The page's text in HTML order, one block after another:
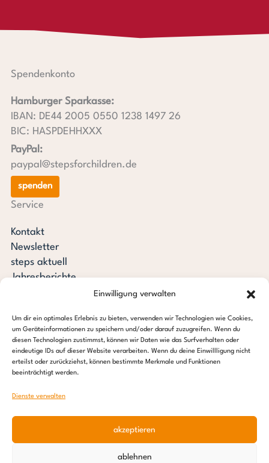
Einwilligung verwalten
Um dir ein optimales Erlebnis zu bieten, verwenden wir Technologien wie Cookies,
um Geräteinformationen zu speichern und/oder darauf zuzugreifen. Wenn du
diesen Technologien zustimmst, können wir Daten wie das Surfverhalten oder
eindeutige IDs auf dieser Website verarbeiten. Wenn du deine Einwillligung nicht
erteilst oder zurückziehst, können bestimmte Merkmale und Funktionen
beeinträchtigt werden.
Dienste verwalten
akzeptieren
ablehnen
Spendenkonto
Hamburger Sparkasse:
IBAN: DE44 2005 0550 1238 1497 26
BIC: HASPDEHHXXX
PayPal:
paypal@stepsforchildren.de
spenden
Service
Kontakt
Newsletter
steps aktuell
Jahresberichte
Pressespiegel
Stiftung steps for children
c/o Regus Altona
22765 Hamburg
Tel: +49 (0) 40 389 027 – 88
E-Mail: info@stepsforchildren.de
Pinterest